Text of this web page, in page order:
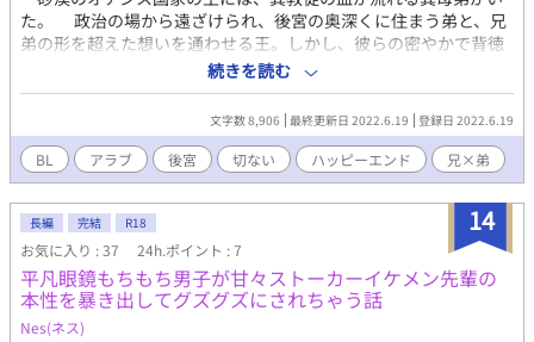
た。 政治の場から遠ざけられ、後宮の奥深くに住まう弟と、兄
弟の形を超えた想いを通わせる王。しかし、彼らの密やかで背徳
的な恋は、王妃の妊娠とともに終わりを告げる。 アラブ凬国家を
舞台にした、兄弟の最後の夜とその後を描く掌編。ほんのりハッ
ピーエンドです。 数年前の後宮BL企画に参加するために執筆した
ものの再掲です。
続きを読む
文字数 8,906 最終更新日 2022.6.19 登録日 2022.6.19
BL アラブ 後宮 切ない ハッピーエンド 兄×弟
14
長編 完結 R18
お気に入り : 37 24h.ポイント : 7
平凡眼鏡もちもち男子が甘々ストーカーイケメン先輩の
本性を暴き出してグズグズにされちゃう話
Nes(ネス)